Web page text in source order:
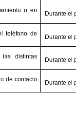
o en
Durante el
teléfono de
Durante el
distintas
Durante el
de contacto
Durante el